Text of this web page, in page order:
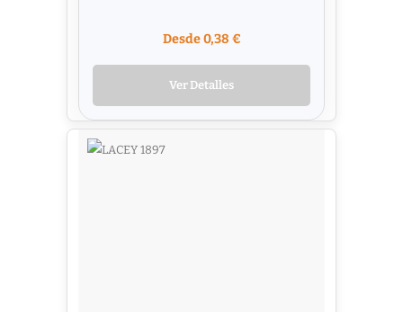
Desde 0,38 €
Ver Detalles